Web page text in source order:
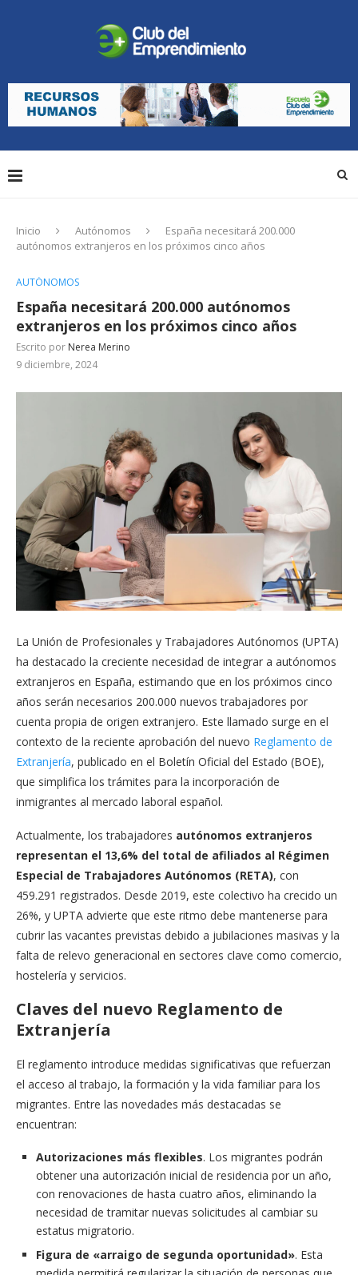
Inicio Autónomos
España necesitará 200.000
autónomos extranjeros en los próximos cinco años
AUTÓNOMOS
España necesitará 200.000 autónomos
extranjeros en los próximos cinco años
Escrito por Nerea Merino
9 diciembre, 2024
La Unión de Profesionales y Trabajadores Autónomos (UPTA)
ha destacado la creciente necesidad de integrar a autónomos
extranjeros en España, estimando que en los próximos cinco
años serán necesarios 200.000 nuevos trabajadores por
cuenta propia de origen extranjero. Este llamado surge en el
contexto de la reciente aprobación del nuevo Reglamento de
Extranjería, publicado en el Boletín Oficial del Estado (BOE),
que simplifica los trámites para la incorporación de
inmigrantes al mercado laboral español.
Actualmente, los trabajadores autónomos extranjeros
representan el 13,6% del total de afiliados al Régimen
Especial de Trabajadores Autónomos (RETA), con
459.291 registrados. Desde 2019, este colectivo ha crecido un
26%, y UPTA advierte que este ritmo debe mantenerse para
cubrir las vacantes previstas debido a jubilaciones masivas y la
falta de relevo generacional en sectores clave como comercio,
hostelería y servicios.
Claves del nuevo Reglamento de
Extranjería
El reglamento introduce medidas significativas que refuerzan
el acceso al trabajo, la formación y la vida familiar para los
migrantes. Entre las novedades más destacadas se
encuentran:
Autorizaciones más flexibles. Los migrantes podrán
obtener una autorización inicial de residencia por un año,
con renovaciones de hasta cuatro años, eliminando la
necesidad de tramitar nuevas solicitudes al cambiar su
estatus migratorio.
Figura de «arraigo de segunda oportunidad». Esta